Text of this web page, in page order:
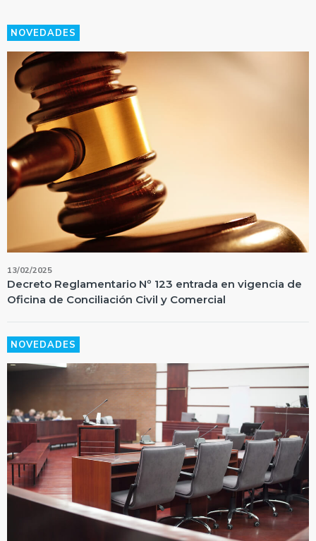
NOVEDADES
13/02/2025
Decreto Reglamentario Nº 123 entrada en vigencia de
Oficina de Conciliación Civil y Comercial
NOVEDADES